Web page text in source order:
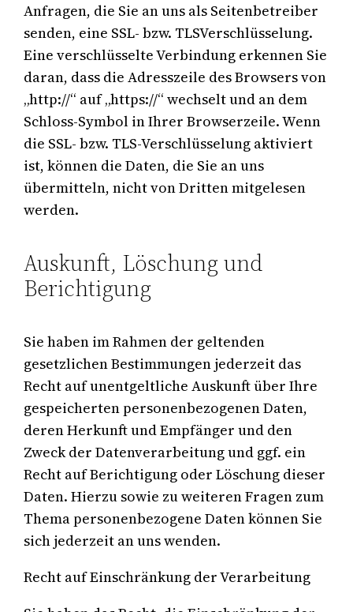
Anfragen, die Sie an uns als Seitenbetreiber
senden, eine SSL- bzw. TLSVerschlüsselung.
Eine verschlüsselte Verbindung erkennen Sie
daran, dass die Adresszeile des Browsers von
„http://“ auf „https://“ wechselt und an dem
Schloss-Symbol in Ihrer Browserzeile. Wenn
die SSL- bzw. TLS-Verschlüsselung aktiviert
ist, können die Daten, die Sie an uns
übermitteln, nicht von Dritten mitgelesen
werden.
Auskunft, Löschung und
Berichtigung
Sie haben im Rahmen der geltenden
gesetzlichen Bestimmungen jederzeit das
Recht auf unentgeltliche Auskunft über Ihre
gespeicherten personenbezogenen Daten,
deren Herkunft und Empfänger und den
Zweck der Datenverarbeitung und ggf. ein
Recht auf Berichtigung oder Löschung dieser
Daten. Hierzu sowie zu weiteren Fragen zum
Thema personenbezogene Daten können Sie
sich jederzeit an uns wenden.
Recht auf Einschränkung der Verarbeitung